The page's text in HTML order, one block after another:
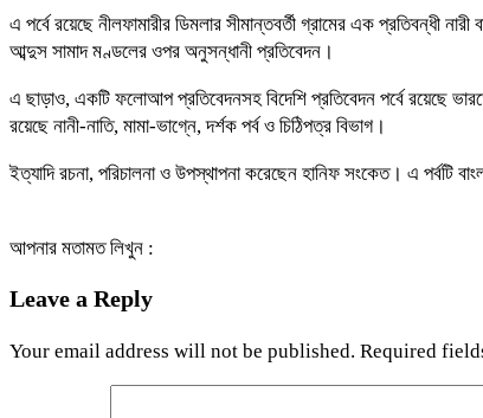
এ পর্বে রয়েছে নীলফামারীর ডিমলার সীমান্তবর্তী গ্রামের এক প্রতিবন্ধী
আব্দুস সামাদ মণ্ডলের ওপর অনুসন্ধানী প্রতিবেদন।
এ ছাড়াও, একটি ফলোআপ প্রতিবেদনসহ বিদেশি প্রতিবেদন পর্বে রয়েছে
রয়েছে নানী-নাতি, মামা-ভাগ্নে, দর্শক পর্ব ও চিঠিপত্র বিভাগ।
ইত্যাদি রচনা, পরিচালনা ও উপস্থাপনা করেছেন হানিফ সংকেত। এ পর্বটি
আপনার মতামত লিখুন :
Leave a Reply
Your email address will not be published. Required